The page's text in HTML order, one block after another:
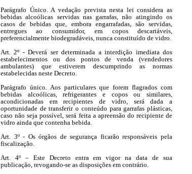
Parágrafo Único. A vedação prevista nesta lei considera as
bebidas alcoólicas servidas nas garrafas, não atingindo os
casos de bebidas que, embora engarrafadas, são servidas,
entregues ao consumidor, em copos descartáveis,
preferencialmente biodegradáveis, nunca constituído de vidro.
Art. 2º - Deverá ser determinada a interdição imediata dos
estabelecimentos ou dos pontos de venda (vendedores
ambulantes) que estiverem descumprindo as normas
estabelecidas neste Decreto.
Parágrafo único. Aos particulares que forem flagrados com
bebidas alcoólicas, refrigerantes e copos ou similares,
acondicionadas em recipientes de vidro, será dada a
oportunidade de transferir o conteúdo para garrafas plásticas,
caso não seja possível, será feita a apreensão do recipiente de
vidro ainda que contenha bebida.
Art. 3º - Os órgãos de segurança ficarão responsáveis pela
fiscalização.
Art. 4º – Este Decreto entra em vigor na data de sua
publicação, revogando-se as disposições em contrário.